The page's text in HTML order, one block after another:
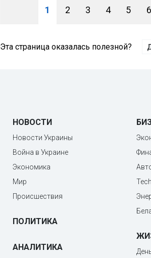
1 2 3 4 5 6
Эта страница оказалась полезной?
НОВОСТИ
Новости Украины
Война в Украине
Экономика
Мир
Происшествия
ПОЛИТИКА
АНАЛИТИКА
Tech